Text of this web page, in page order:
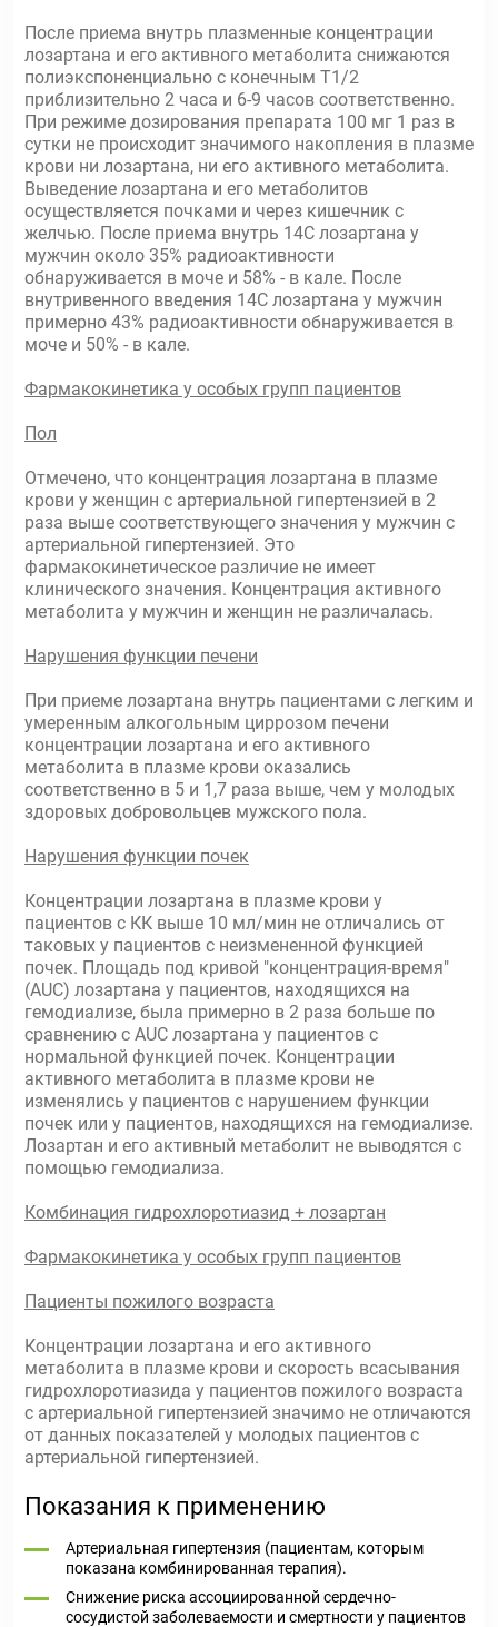
После приема внутрь плазменные концентрации
лозартана и его активного метаболита снижаются
полиэкспоненциально с конечным Т1/2
приблизительно 2 часа и 6-9 часов соответственно.
При режиме дозирования препарата 100 мг 1 раз в
сутки не происходит значимого накопления в плазме
крови ни лозартана, ни его активного метаболита.
Выведение лозартана и его метаболитов
осуществляется почками и через кишечник с
желчью. После приема внутрь 14С лозартана у
мужчин около 35% радиоактивности
обнаруживается в моче и 58% - в кале. После
внутривенного введения 14С лозартана у мужчин
примерно 43% радиоактивности обнаруживается в
моче и 50% - в кале.
Фармакокинетика у особых групп пациентов
Пол
Отмечено, что концентрация лозартана в плазме
крови у женщин с артериальной гипертензией в 2
раза выше соответствующего значения у мужчин с
артериальной гипертензией. Это
фармакокинетическое различие не имеет
клинического значения. Концентрация активного
метаболита у мужчин и женщин не различалась.
Нарушения функции печени
При приеме лозартана внутрь пациентами с легким и
умеренным алкогольным циррозом печени
концентрации лозартана и его активного
метаболита в плазме крови оказались
соответственно в 5 и 1,7 раза выше, чем у молодых
здоровых добровольцев мужского пола.
Нарушения функции почек
Концентрации лозартана в плазме крови у
пациентов с КК выше 10 мл/мин не отличались от
таковых у пациентов с неизмененной функцией
почек. Площадь под кривой "концентрация-время"
(AUC) лозартана у пациентов, находящихся на
гемодиализе, была примерно в 2 раза больше по
сравнению с AUC лозартана у пациентов с
нормальной функцией почек. Концентрации
активного метаболита в плазме крови не
изменялись у пациентов с нарушением функции
почек или у пациентов, находящихся на гемодиализе.
Лозартан и его активный метаболит не выводятся с
помощью гемодиализа.
Комбинация гидрохлоротиазид + лозартан
Фармакокинетика у особых групп пациентов
Пациенты пожилого возраста
Концентрации лозартана и его активного
метаболита в плазме крови и скорость всасывания
гидрохлоротиазида у пациентов пожилого возраста
с артериальной гипертензией значимо не отличаются
от данных показателей у молодых пациентов с
артериальной гипертензией.
Показания к применению
Артериальная гипертензия (пациентам, которым
показана комбинированная терапия).
Снижение риска ассоциированной сердечно-
сосудистой заболеваемости и смертности у пациентов